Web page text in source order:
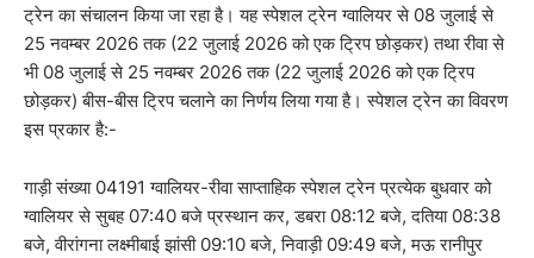
ट्रेन का संचालन किया जा रहा है। यह स्पेशल ट्रेन ग्वालियर से 08 जुलाई से
25 नवम्बर 2026 तक (22 जुलाई 2026 को एक ट्रिप छोड़कर) तथा रीवा से
भी 08 जुलाई से 25 नवम्बर 2026 तक (22 जुलाई 2026 को एक ट्रिप
छोड़कर) बीस-बीस ट्रिप चलाने का निर्णय लिया गया है। स्पेशल ट्रेन का विवरण
इस प्रकार है:-
गाड़ी संख्या 04191 ग्वालियर-रीवा साप्ताहिक स्पेशल ट्रेन प्रत्येक बुधवार को
ग्वालियर से सुबह 07:40 बजे प्रस्थान कर, डबरा 08:12 बजे, दतिया 08:38
बजे, वीरांगना लक्ष्मीबाई झांसी 09:10 बजे, निवाड़ी 09:49 बजे, मऊ रानीपुर